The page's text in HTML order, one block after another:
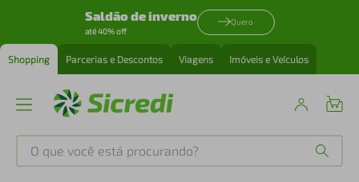
Saldão de inverno
até 40% off
Quero
Shopping Parcerias e Descontos Viagens Imóveis e Veículos
O que você está procurando?